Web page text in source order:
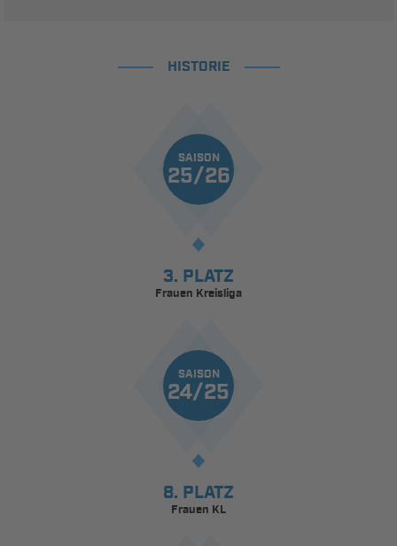
HISTORIE
SAISON
25/26
3. PLATZ
Frauen Kreisliga
SAISON
24/25
8. PLATZ
Frauen KL